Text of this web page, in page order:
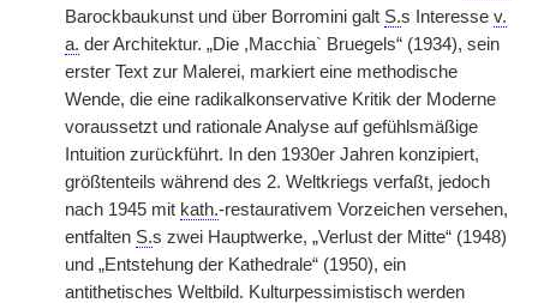
Barockbaukunst und über Borromini galt S.s Interesse v.
a. der Architektur. „Die ,Macchia` Bruegels“ (1934), sein
erster Text zur Malerei, markiert eine methodische
Wende, die eine radikalkonservative Kritik der Moderne
voraussetzt und rationale Analyse auf gefühlsmäßige
Intuition zurückführt. In den 1930er Jahren konzipiert,
größtenteils während des 2. Weltkriegs verfaßt, jedoch
nach 1945 mit kath.-restaurativem Vorzeichen versehen,
entfalten S.s zwei Hauptwerke, „Verlust der Mitte“ (1948)
und „Entstehung der Kathedrale“ (1950), ein
antithetisches Weltbild. Kulturpessimistisch werden